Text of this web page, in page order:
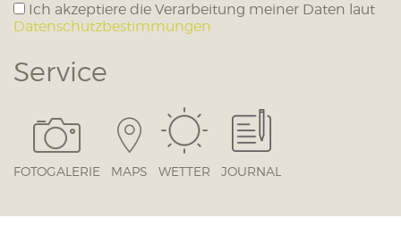
Ich akzeptiere die Verarbeitung meiner Daten laut
Datenschutzbestimmungen
Service
FOTOGALERIE MAPS WETTER JOURNAL